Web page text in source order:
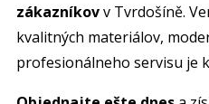
zákazníkovv Tvrdošíně.
kvalitných materiálov,
profesionálneho servisu je